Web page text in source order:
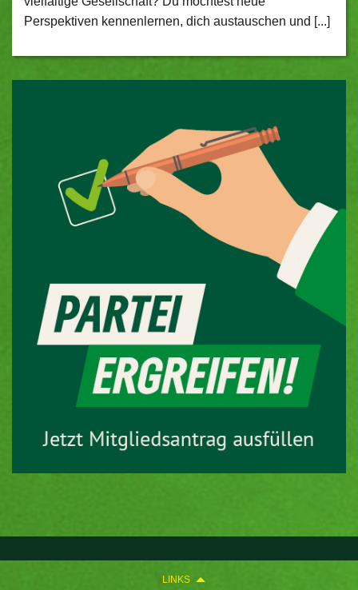
LINKS
Perspektiven kennenlernen, dich austauschen und [...]